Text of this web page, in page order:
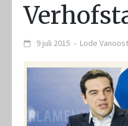
9 juli 2015 - Lode Vanoost